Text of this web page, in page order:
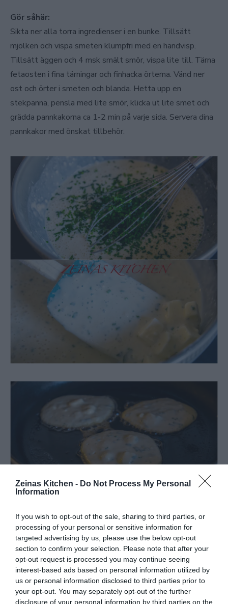
Zeinas Kitchen - Do Not Process My Personal
Information
If you wish to opt-out of the sale, sharing to third parties, or
processing of your personal or sensitive information for
targeted advertising by us, please use the below opt-out
section to confirm your selection. Please note that after your
opt-out request is processed you may continue seeing
interest-based ads based on personal information utilized by
us or personal information disclosed to third parties prior to
your opt-out. You may separately opt-out of the further
disclosure of your personal information by third parties on the
Gör såhär:
Sikta ner alla torra ingredienser i en bunke. Tillsätt
mjölken och vispa smeten klumpfri med en handvisp.
Tillsätt äggen och 4 msk smält smör, vispa lite till. Tärna
fetaosten i fina tärningar och finhacka örterna. Vänd ner
ost och örter i smeten och blanda. Hetta upp en
stekpanna, pensla med lite smör, klicka ut lite smet och
grädda pannkakorna ca 1-2 min på varje sida. Servera dina
pannkakor med önskat tillbehör.